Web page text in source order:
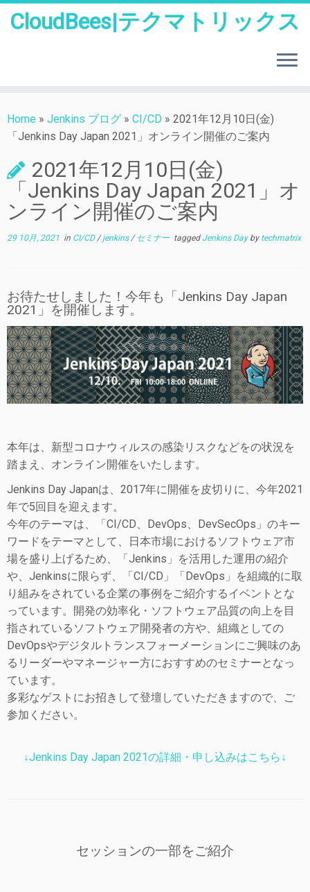
to
content
CloudBees|テクマトリックス
Home » Jenkins ブログ » CI/CD » 2021年12月10日(金)
「Jenkins Day Japan 2021」オンライン開催のご案内
2021年12月10日(金)
「Jenkins Day Japan 2021」オ
ンライン開催のご案内
29 10月, 2021 in CI/CD/jenkins/ セミナー taggedJenkins Day by techmatrix
お待たせしました！今年も「Jenkins Day Japan
2021」を開催します。
本年は、新型コロナウィルスの感染リスクなどをの状況を
踏まえ、オンライン開催をいたします。
Jenkins Day Japanは、2017年に開催を皮切りに、今年2021
年で5回目を迎えます。
今年のテーマは、「CI/CD、DevOps、DevSecOps」のキー
ワードをテーマとして、日本市場におけるソフトウェア市
場を盛り上げるため、「Jenkins」を活用した運用の紹介
や、Jenkinsに限らず、「CI/CD」「DevOps」を組織的に取
り組みをされている企業の事例をご紹介するイベントとな
っています。開発の効率化・ソフトウェア品質の向上を目
指されているソフトウェア開発者の方や、組織としての
DevOpsやデジタルトランスフォーメーションにご興味のあ
るリーダーやマネージャー方におすすめのセミナーとなっ
ています。
多彩なゲストにお招きして登壇していただきますので、ご
参加ください。
↓Jenkins Day Japan 2021の詳細・申し込みはこちら↓
セッションの一部をご紹介